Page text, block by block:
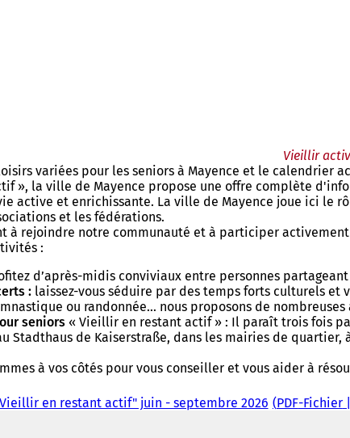
Vieillir
variées pour les seniors à Mayence et le calendrier
», la ville de Mayence propose une offre complète
active et enrichissante. La ville de Mayence joue ici
et les fédérations.
à rejoindre notre communauté et à participer
:
d’après-midis conviviaux entre personnes
: laissez-vous séduire par des temps forts culturels et
ou randonnée… nous proposons de
seniors « Vieillir en restant actif » : Il paraît trois fois
Stadthaus de Kaiserstraße, dans les mairies de
à vos côtés pour vous conseiller et vous aider à
en restant actif" juin - septembre 2026 PDF-Fichier